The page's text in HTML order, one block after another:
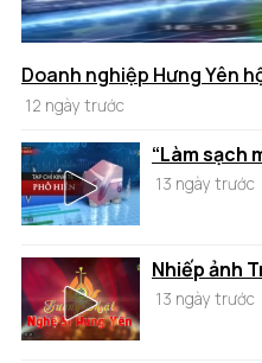
Doanh nghiệp Hưng Yên
12 ngày trước
“Làm sạch
13 ngày trước
Nhiếp ảnh
13 ngày trước